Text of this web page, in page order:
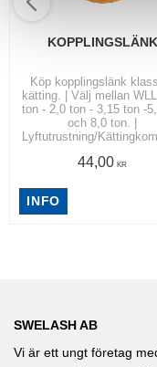
KOPPLINGSLÄNK
Köp kopplingslänk
kätting. | Välj mellan
ton - 2,0 ton - 3,15 ton -
och 8,0 ton. |
Lyftutrustning/
44,00 KR
INFO
SWELASH AB
Vi är ett ungt företag